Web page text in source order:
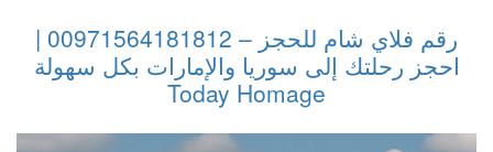
رقم فلاي شام للحجز – 00971564181812 |
احجز رحلتك إلى سوريا والإمارات بكل سهولة
Today Homage